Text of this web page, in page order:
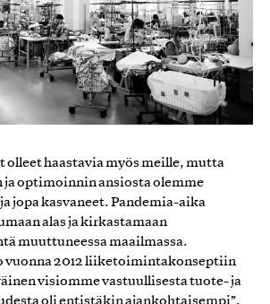
olleet haastavia myös meille, mutta
ja optimoinnin ansiosta olemme
jopa kasvaneet. Pandemia-aika
alas ja kirkastamaan
muuttuneessa maailmassa.
vuonna 2012 liiketoimintakonseptiin
visiomme vastuullisesta tuote- ja